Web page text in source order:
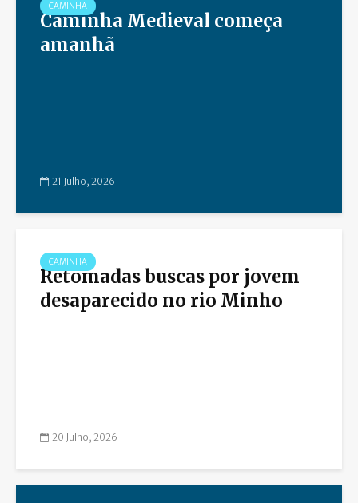
CAMINHA
Caminha Medieval começa
amanhã
21 Julho, 2026
CAMINHA
Retomadas buscas por jovem
desaparecido no rio Minho
20 Julho, 2026